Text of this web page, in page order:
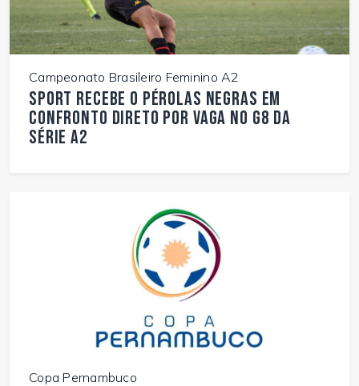
Campeonato Brasileiro Feminino A2
Sport recebe o Pérolas Negras em
confronto direto por vaga no G8 da
Série A2
Copa Pernambuco